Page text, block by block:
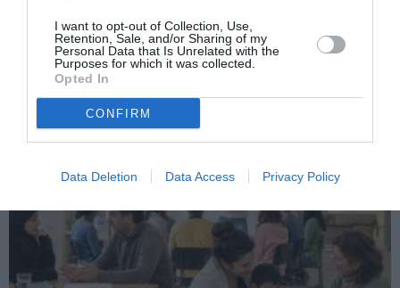
I want to opt-out of Collection, Use,
Retention, Sale, and/or Sharing of my
Personal Data that Is Unrelated with the
Purposes for which it was collected.
Opted In
CONFIRM
Data Deletion Data Access Privacy Policy
ATTUALITÀ
Migranti. Ceuta, nuovo allarme per il 15
agosto: sui social circolano appelli a un
ingresso di massa